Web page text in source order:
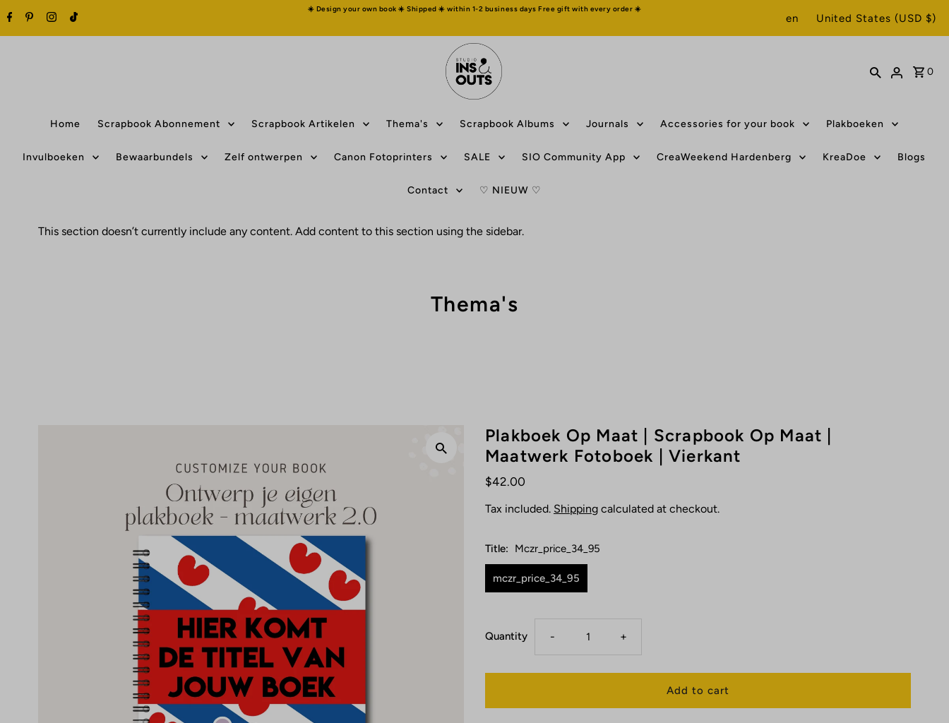
☀️ Design your own book ☀️ Shipped ☀️ within 1-2 business days Free gift with every order ☀️
en United States (USD $)
0
Home Scrapbook Abonnement Scrapbook Artikelen Thema's Scrapbook Albums Journals Accessories for your book Plakboeken
Invulboeken Bewaarbundels Zelf ontwerpen Canon Fotoprinters SALE SIO Community App CreaWeekend Hardenberg KreaDoe Blogs
Contact ♡ NIEUW ♡
This section doesn’t currently include any content. Add content to this section using the sidebar.
Thema's
Plakboek Op Maat | Scrapbook Op Maat |
Maatwerk Fotoboek | Vierkant
$42.00
Tax included. Shippingcalculated at checkout.
Title: Mczr_price_34_95
mczr_price_34_95
Quantity - +